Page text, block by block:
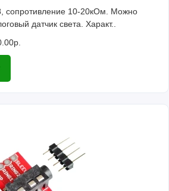
сопротивление 10-20кОм. Можно
датчик света. Характ..